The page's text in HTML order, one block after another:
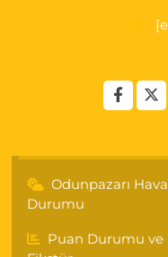
Odunpazarı Hava
Durumu
Puan Durumu ve